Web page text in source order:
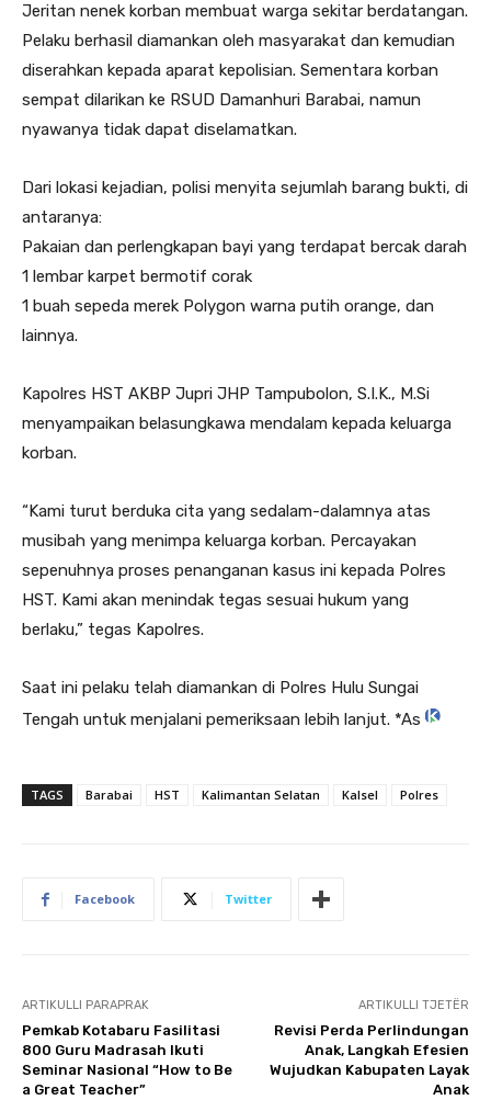
Jeritan nenek korban membuat warga sekitar berdatangan.
Pelaku berhasil diamankan oleh masyarakat dan kemudian
diserahkan kepada aparat kepolisian. Sementara korban
sempat dilarikan ke RSUD Damanhuri Barabai, namun
nyawanya tidak dapat diselamatkan.
Dari lokasi kejadian, polisi menyita sejumlah barang bukti, di
antaranya:
Pakaian dan perlengkapan bayi yang terdapat bercak darah
1 lembar karpet bermotif corak
1 buah sepeda merek Polygon warna putih orange, dan
lainnya.
Kapolres HST AKBP Jupri JHP Tampubolon, S.I.K., M.Si
menyampaikan belasungkawa mendalam kepada keluarga
korban.
“Kami turut berduka cita yang sedalam-dalamnya atas
musibah yang menimpa keluarga korban. Percayakan
sepenuhnya proses penanganan kasus ini kepada Polres
HST. Kami akan menindak tegas sesuai hukum yang
berlaku,” tegas Kapolres.
Saat ini pelaku telah diamankan di Polres Hulu Sungai
Tengah untuk menjalani pemeriksaan lebih lanjut. *As
TAGS Barabai HST Kalimantan Selatan Kalsel Polres
Facebook Twitter
ARTIKULLI PARAPRAK
Pemkab Kotabaru Fasilitasi
800 Guru Madrasah Ikuti
Seminar Nasional “How to Be
a Great Teacher”
ARTIKULLI TJETËR
Revisi Perda Perlindungan
Anak, Langkah Efesien
Wujudkan Kabupaten Layak
Anak